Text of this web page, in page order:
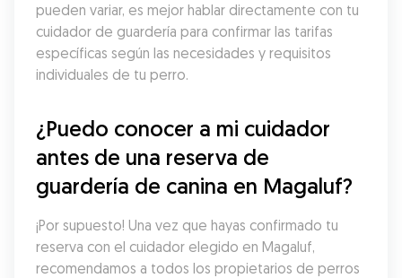
pueden variar, es mejor hablar directamente con tu
cuidador de guardería para confirmar las tarifas
específicas según las necesidades y requisitos
individuales de tu perro.
¿Puedo conocer a mi cuidador
antes de una reserva de
guardería de canina en Magaluf?
¡Por supuesto! Una vez que hayas confirmado tu
reserva con el cuidador elegido en Magaluf,
recomendamos a todos los propietarios de perros